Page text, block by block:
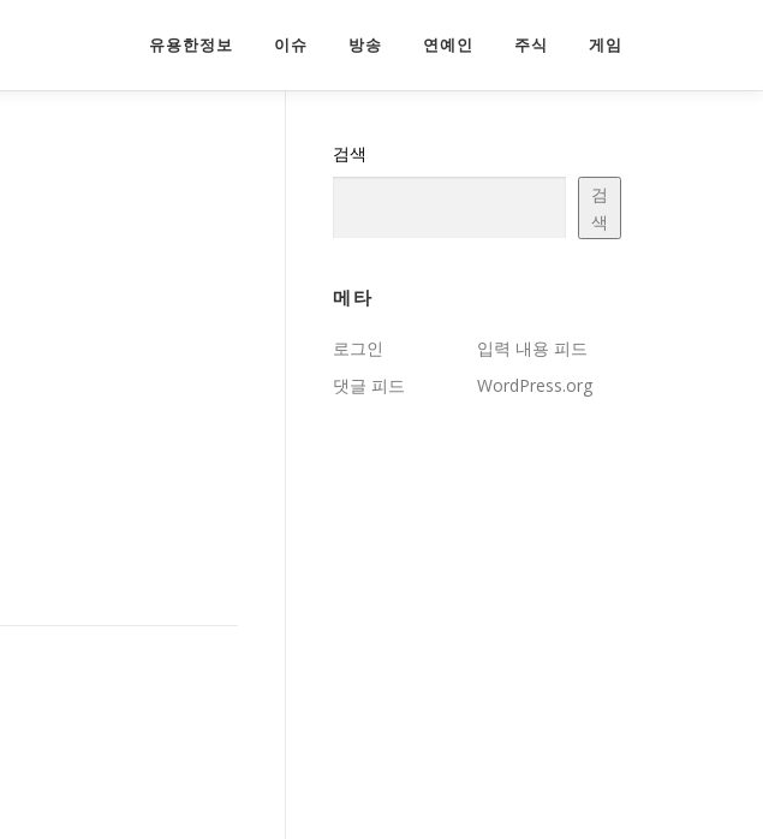
유용한정보 이슈 방송 연예인 주식 게임
검색
검
색
메타
로그인
입력 내용 피드
댓글 피드
WordPress.org